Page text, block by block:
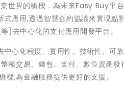
世界的橋樑，為未來Easy Buy平
應用,透過智慧合約協議來實現點
)去中心化的支付應用開發平台。
心化程度、實用性、技術性、可
種交易、錢包、支付、數位資產
,為金融服務提供更好的支援。